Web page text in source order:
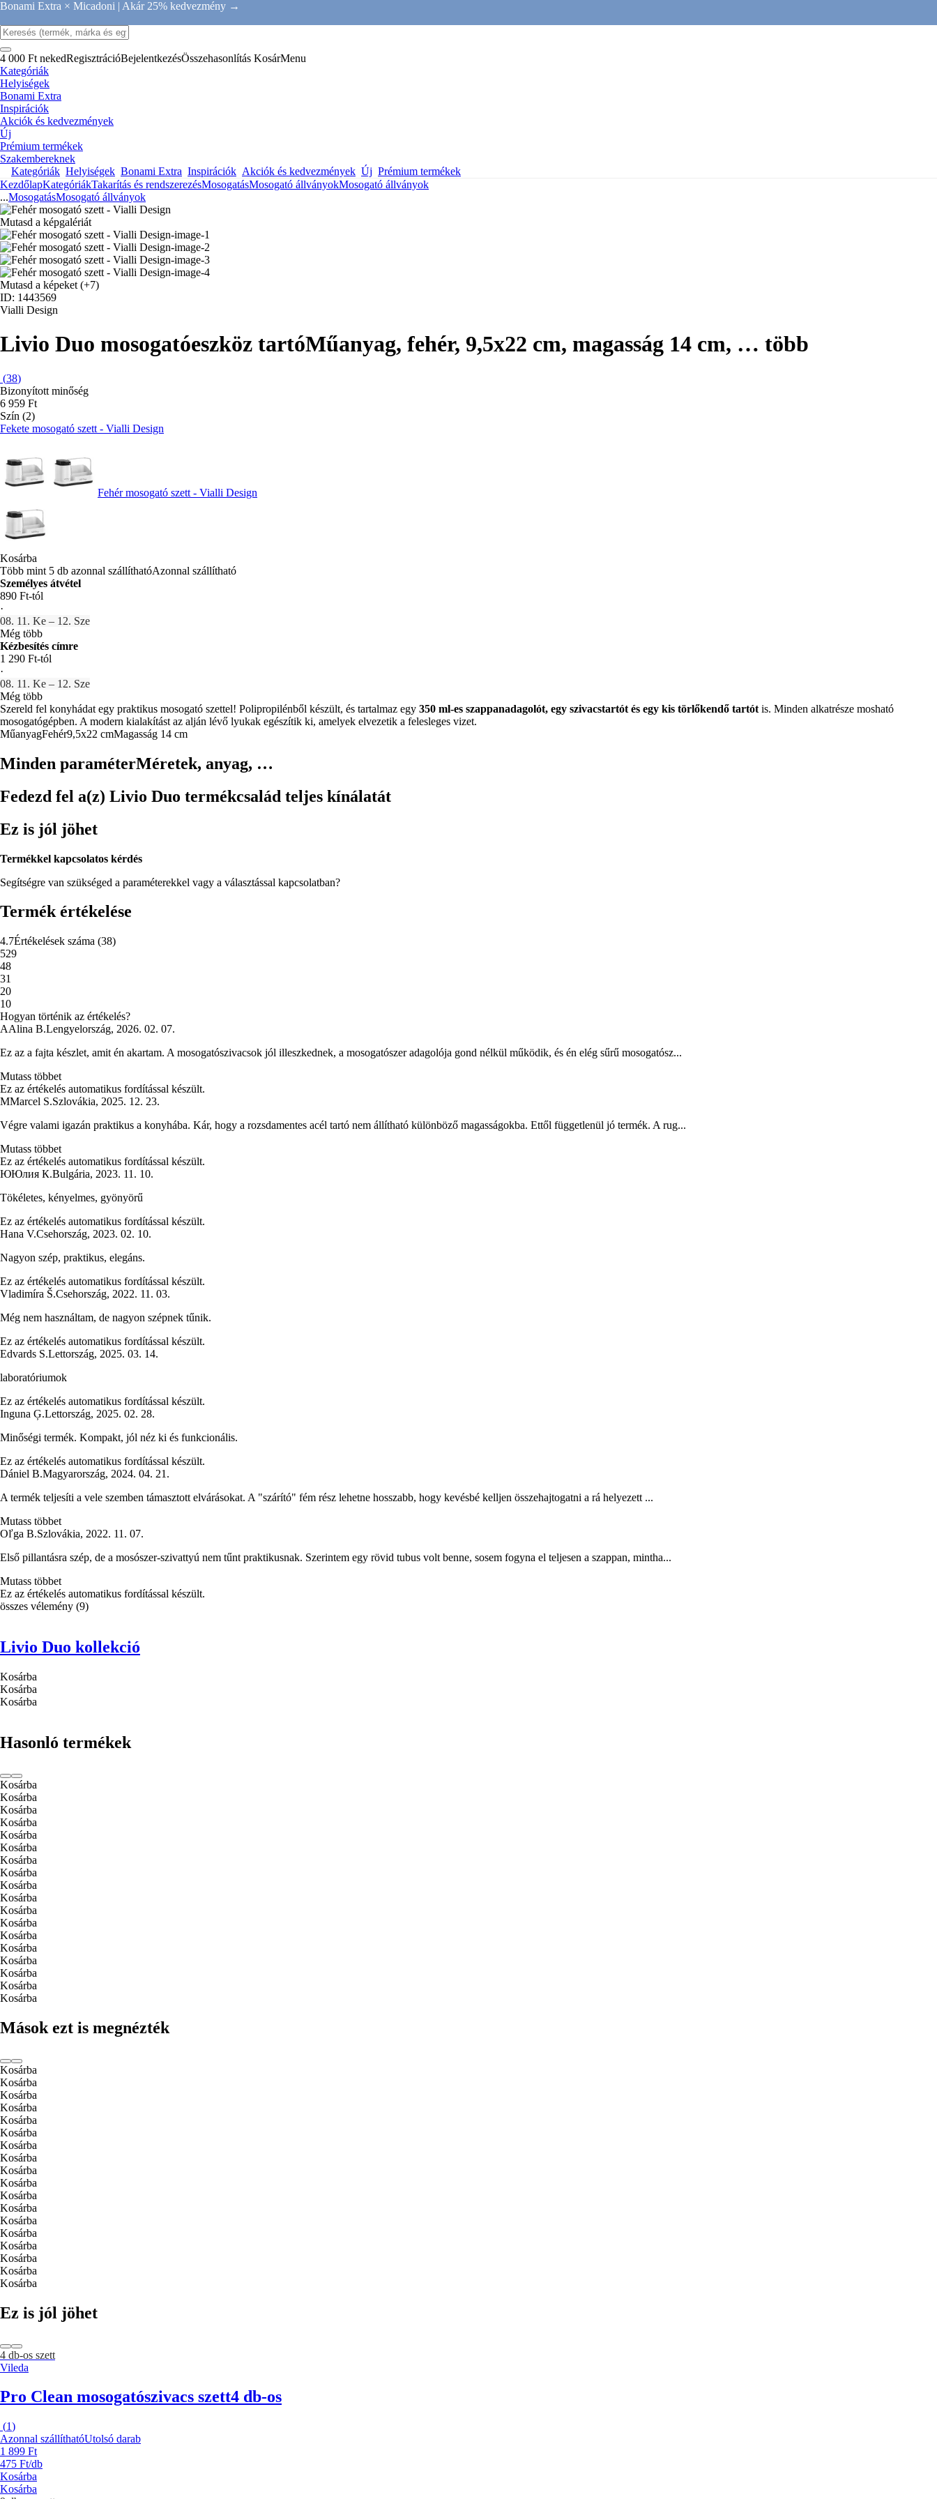
Bonami Extra × Micadoni | Akár 25% kedvezmény →
4 000 Ft nekedRegisztrációBejelentkezésÖsszehasonlítás KosárMenu
Kategóriák
Helyiségek
Bonami Extra
Inspirációk
Akciók és kedvezmények
Új
Prémium termékek
Szakembereknek
Kategóriák Helyiségek Bonami Extra Inspirációk Akciók és kedvezmények Új Prémium termékek
KezdőlapKategóriákTakarítás és rendszerezésMosogatásMosogató állványokMosogató állványok
...MosogatásMosogató állványok
Mutasd a képgalériát
Mutasd a képeket (+7)
ID: 1443569
Vialli Design
Livio Duo mosogatóeszköz tartóMűanyag, fehér, 9,5x22 cm, magasság 14 cm, … több
(38)
Bizonyított minőség
6 959 Ft
Szín (2)
Fekete mosogató szett - Vialli Design
Fehér mosogató szett - Vialli Design
Kosárba
Több mint 5 db azonnal szállíthatóAzonnal szállítható
Személyes átvétel
890 Ft-tól
·
08. 11. Ke – 12. Sze
Még több
Kézbesítés címre
1 290 Ft-tól
·
08. 11. Ke – 12. Sze
Még több
Szereld fel konyhádat egy praktikus mosogató szettel! Polipropilénből készült, és tartalmaz egy 350 ml-es szappanadagolót, egy szivacstartót és egy kis törlőkendő tartót is. Minden alkatrésze mosható
mosogatógépben. A modern kialakítást az alján lévő lyukak egészítik ki, amelyek elvezetik a felesleges vizet.
MűanyagFehér9,5x22 cmMagasság 14 cm
Minden paraméterMéretek, anyag, …
Fedezd fel a(z) Livio Duo termékcsalád teljes kínálatát
Ez is jól jöhet
Termékkel kapcsolatos kérdés
Segítségre van szükséged a paraméterekkel vagy a választással kapcsolatban?
Termék értékelése
4.7Értékelések száma (38)
529
48
31
20
10
Hogyan történik az értékelés?
AAlina B.Lengyelország, 2026. 02. 07.
Ez az a fajta készlet, amit én akartam. A mosogatószivacsok jól illeszkednek, a mosogatószer adagolója gond nélkül működik, és én elég sűrű mosogatósz...
Mutass többet
Ez az értékelés automatikus fordítással készült.
MMarcel S.Szlovákia, 2025. 12. 23.
Végre valami igazán praktikus a konyhába. Kár, hogy a rozsdamentes acél tartó nem állítható különböző magasságokba. Ettől függetlenül jó termék. A rug...
Mutass többet
Ez az értékelés automatikus fordítással készült.
ЮЮлия К.Bulgária, 2023. 11. 10.
Tökéletes, kényelmes, gyönyörű
Ez az értékelés automatikus fordítással készült.
Hana V.Csehország, 2023. 02. 10.
Nagyon szép, praktikus, elegáns.
Ez az értékelés automatikus fordítással készült.
Vladimíra Š.Csehország, 2022. 11. 03.
Még nem használtam, de nagyon szépnek tűnik.
Ez az értékelés automatikus fordítással készült.
Edvards S.Lettország, 2025. 03. 14.
laboratóriumok
Ez az értékelés automatikus fordítással készült.
Inguna Ģ.Lettország, 2025. 02. 28.
Minőségi termék. Kompakt, jól néz ki és funkcionális.
Ez az értékelés automatikus fordítással készült.
Dániel B.Magyarország, 2024. 04. 21.
A termék teljesíti a vele szemben támasztott elvárásokat. A "szárító" fém rész lehetne hosszabb, hogy kevésbé kelljen összehajtogatni a rá helyezett ...
Mutass többet
Oľga B.Szlovákia, 2022. 11. 07.
Első pillantásra szép, de a mosószer-szivattyú nem tűnt praktikusnak. Szerintem egy rövid tubus volt benne, sosem fogyna el teljesen a szappan, mintha...
Mutass többet
Ez az értékelés automatikus fordítással készült.
összes vélemény (9)
Livio Duo kollekció
Kosárba
Kosárba
Kosárba
Hasonló termékek
Kosárba
Kosárba
Kosárba
Kosárba
Kosárba
Kosárba
Kosárba
Kosárba
Kosárba
Kosárba
Kosárba
Kosárba
Kosárba
Kosárba
Kosárba
Kosárba
Kosárba
Kosárba
Mások ezt is megnézték
Kosárba
Kosárba
Kosárba
Kosárba
Kosárba
Kosárba
Kosárba
Kosárba
Kosárba
Kosárba
Kosárba
Kosárba
Kosárba
Kosárba
Kosárba
Kosárba
Kosárba
Kosárba
Ez is jól jöhet
4 db-os szett
Vileda
Pro Clean mosogatószivacs szett4 db-os
(1)
Azonnal szállíthatóUtolsó darab
1 899 Ft
475 Ft/db
Kosárba
Kosárba